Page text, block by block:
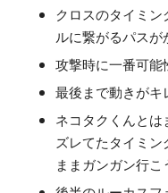
クロスのタイミ
ルに繋がるパスが
攻撃時に一番可能
最後まで動きがキ
ネコタクくんとは
ズレてたタイミ
ままガンガン行こ